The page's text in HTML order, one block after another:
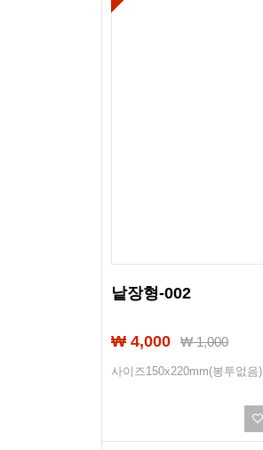
낱장형-002
₩ 4,000 ₩1,000
사이즈150x220mm(봉투없음)